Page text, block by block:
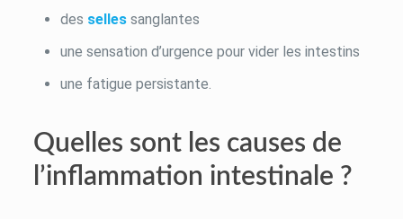
des sellessanglantes
une sensation d’urgence pour vider les intestins
une fatigue persistante.
Quelles sont les causes de
l’inflammation intestinale ?